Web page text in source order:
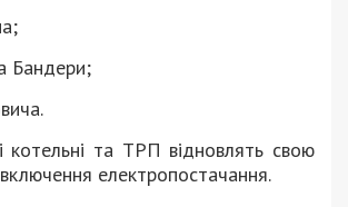
Бандери;
котельні та ТРП відновлять свою
електропостачання.